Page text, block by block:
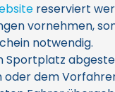
reserviert
vornehmen,
notwendig.
dem